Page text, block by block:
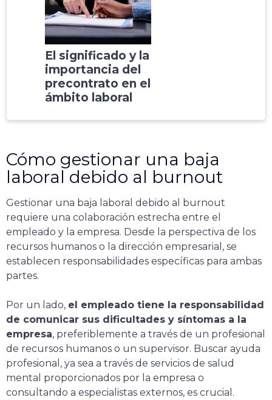
El significado y la
importancia del
precontrato en el
ámbito laboral
Cómo gestionar una baja
laboral debido al burnout
Gestionar una baja laboral debido al burnout
requiere una colaboración estrecha entre el
empleado y la empresa. Desde la perspectiva de los
recursos humanos o la dirección empresarial, se
establecen responsabilidades específicas para ambas
partes.
Por un lado, el empleado tiene la responsabilidad
de comunicar sus dificultades y síntomas a la
empresa, preferiblemente a través de un profesional
de recursos humanos o un supervisor. Buscar ayuda
profesional, ya sea a través de servicios de salud
mental proporcionados por la empresa o
consultando a especialistas externos, es crucial.